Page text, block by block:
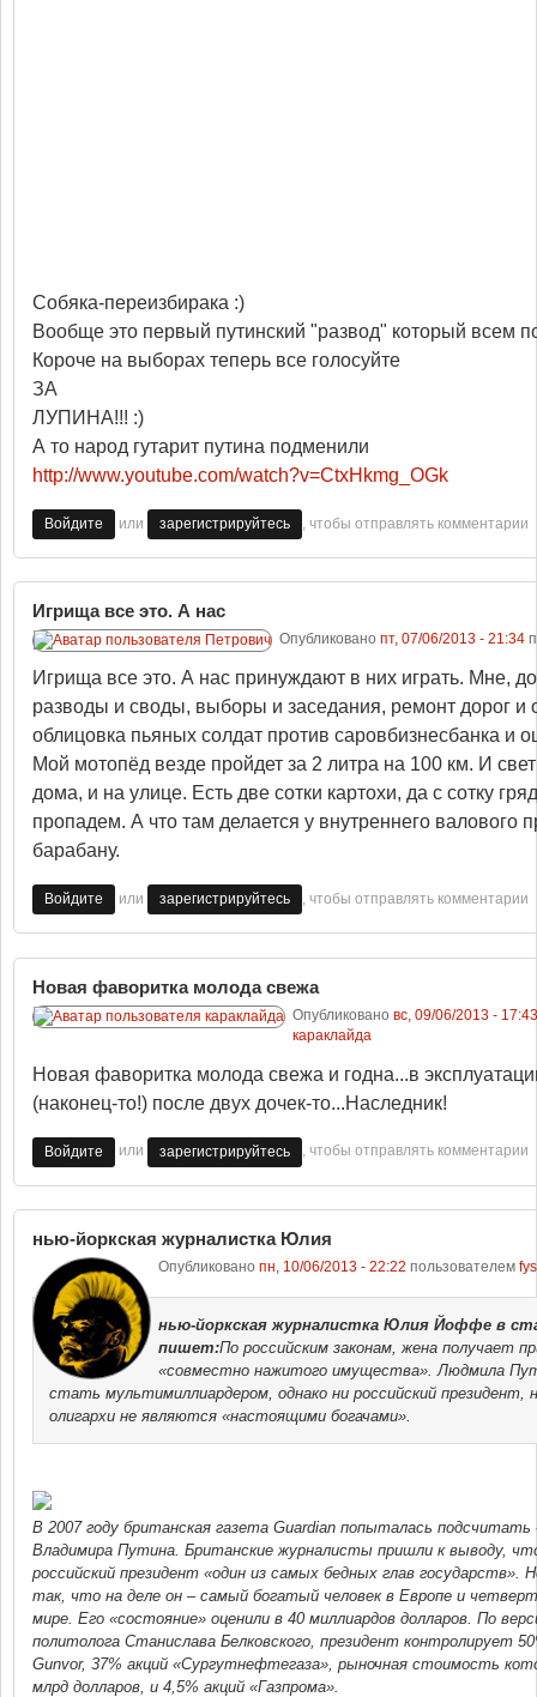
Собяка-переизбирака :)
Вообще это первый путинский "развод" который всем
Короче на выборах теперь все голосуйте
ЗА
ЛУПИНА!!! :)
А то народ гутарит путина подменили
http://www.youtube.com/watch?v=CtxHkmg_OGk
Войдите или зарегистрируйтесь , чтобы отправлять комментарии
Игрища все это. А нас
Опубликовано пт, 07/06/2013 - 21:34
Игрища все это. А нас принуждают в них играть. Мне,
разводы и своды, выборы и заседания, ремонт дорог и
облицовка пьяных солдат против саровбизнесбанка и
Мой мотопёд везде пройдет за 2 литра на 100 км. И
дома, и на улице. Есть две сотки картохи, да с сотку
пропадем. А что там делается у внутреннего валового
барабану.
Войдите или зарегистрируйтесь , чтобы отправлять комментарии
Новая фаворитка молода свежа
Опубликовано вс, 09/06/2013 - 17:43
караклайда
Новая фаворитка молода свежа и годна...в
(наконец-то!) после двух дочек-то...Наследник!
Войдите или зарегистрируйтесь , чтобы отправлять комментарии
нью-йоркская журналистка Юлия
Опубликовано пн, 10/06/2013 - 22:22 пользователем
нью-йоркская журналистка Юлия Йоффе в
пишет:По российским законам, жена получает
«совместно нажитого имущества». Людмила
стать мультимиллиардером, однако ни российский президент,
олигархи не являются «настоящими богачами».
В 2007 году британская газета Guardian попыталась
Владимира Путина. Британские журналисты пришли к выводу,
российский президент «один из самых бедных глав государств».
так, что на деле он – самый богатый человек в Европе и
мире. Его «состояние» оценили в 40 миллиардов долларов. По
политолога Станислава Белковского, президент контролирует
Gunvor, 37% акций «Сургутнефтегаза», рыночная стоимость
млрд долларов, и 4,5% акций «Газпрома».